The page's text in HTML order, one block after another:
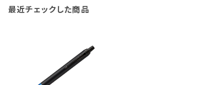
最近チェックした商品